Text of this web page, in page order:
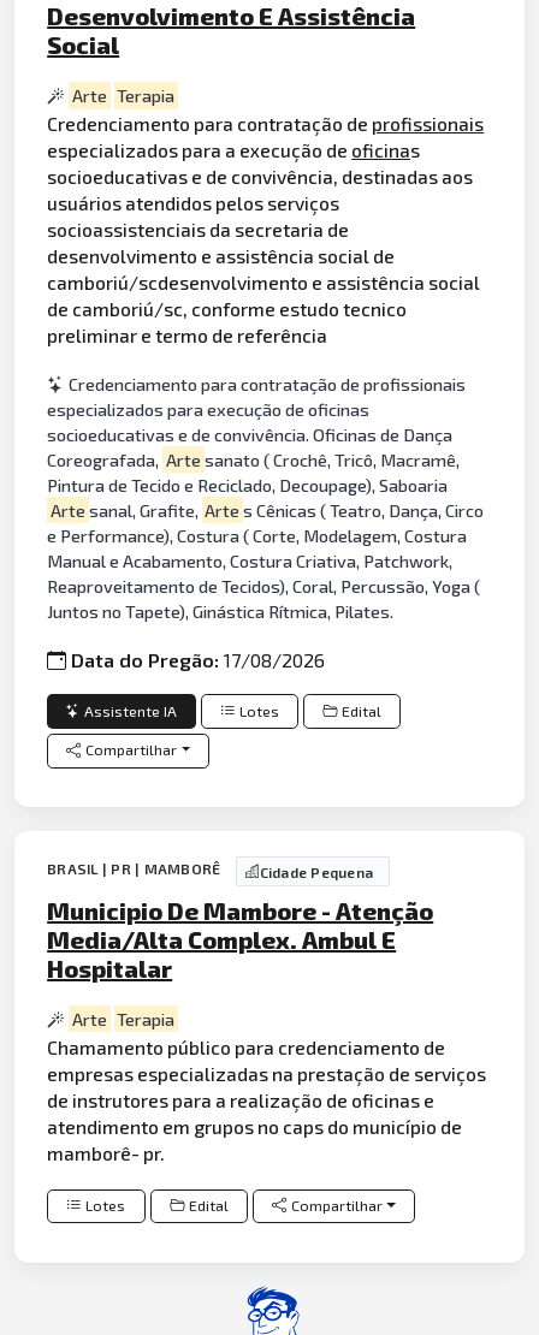
Desenvolvimento E Assistência
Social
Arte Terapia
Credenciamento para contratação de profissionais
especializados para a execução de oficinas
socioeducativas e de convivência, destinadas aos
usuários atendidos pelos serviços
socioassistenciais da secretaria de
desenvolvimento e assistência social de
camboriú/scdesenvolvimento e assistência social
de camboriú/sc, conforme estudo tecnico
preliminar e termo de referência
Credenciamento para contratação de profissionais
especializados para execução de oficinas
socioeducativas e de convivência. Oficinas de Dança
Coreografada, Arte sanato ( Crochê, Tricô, Macramê,
Pintura de Tecido e Reciclado, Decoupage), Saboaria
Arte sanal, Grafite, Arte s Cênicas ( Teatro, Dança, Circo
e Performance), Costura ( Corte, Modelagem, Costura
Manual e Acabamento, Costura Criativa, Patchwork,
Reaproveitamento de Tecidos), Coral, Percussão, Yoga (
Juntos no Tapete), Ginástica Rítmica, Pilates.
Data do Pregão:17/08/2026
Assistente IA Lotes Edital
Compartilhar
BRASIL | PR | MAMBORÊ Cidade Pequena
Municipio De Mambore - Atenção
Media/Alta Complex. Ambul E
Hospitalar
Arte Terapia
Chamamento público para credenciamento de
empresas especializadas na prestação de serviços
de instrutores para a realização de oficinas e
atendimento em grupos no caps do município de
mamborê- pr.
Lotes Edital Compartilhar